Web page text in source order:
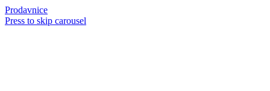
Prodavnice
Press to skip carousel